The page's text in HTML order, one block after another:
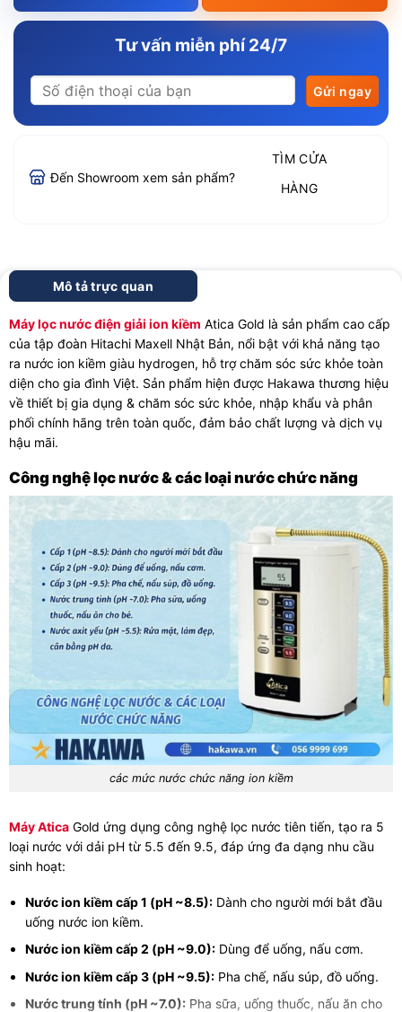
Tư vấn miễn phí 24/7
Đến Showroom xem sản phẩm?
TÌM CỬA
HÀNG
Mô tả trực quan
Máy lọc nước điện giải ion kiềm Atica Gold là sản phẩm cao cấp
của tập đoàn Hitachi Maxell Nhật Bản, nổi bật với khả năng tạo
ra nước ion kiềm giàu hydrogen, hỗ trợ chăm sóc sức khỏe toàn
diện cho gia đình Việt. Sản phẩm hiện được Hakawa thương hiệu
về thiết bị gia dụng & chăm sóc sức khỏe, nhập khẩu và phân
phối chính hãng trên toàn quốc, đảm bảo chất lượng và dịch vụ
hậu mãi.
Công nghệ lọc nước & các loại nước chức năng
các mức nước chức năng ion kiềm
Máy AticaGold ứng dụng công nghệ lọc nước tiên tiến, tạo ra 5
loại nước với dải pH từ 5.5 đến 9.5, đáp ứng đa dạng nhu cầu
sinh hoạt:
Nước ion kiềm cấp 1 (pH ~8.5):Dành cho người mới bắt đầu
uống nước ion kiềm.
Nước ion kiềm cấp 2 (pH ~9.0):Dùng để uống, nấu cơm.
Nước ion kiềm cấp 3 (pH ~9.5):Pha chế, nấu súp, đồ uống.
Nước trung tính (pH ~7.0):Pha sữa, uống thuốc, nấu ăn cho